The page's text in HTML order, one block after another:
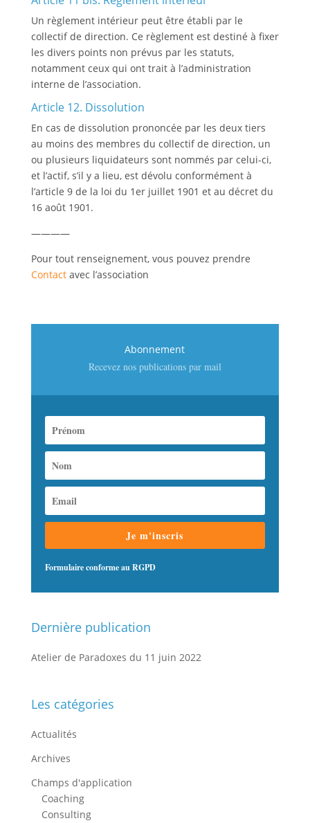
Un règlement intérieur peut être établi par le
collectif de direction. Ce règlement est destiné à fixer
les divers points non prévus par les statuts,
notamment ceux qui ont trait à l’administration
interne de l’association.
Article 12. Dissolution
En cas de dissolution prononcée par les deux tiers
au moins des membres du collectif de direction, un
ou plusieurs liquidateurs sont nommés par celui-ci,
et l’actif, s’il y a lieu, est dévolu conformément à
l’article 9 de la loi du 1er juillet 1901 et au décret du
16 août 1901.
————
Pour tout renseignement, vous pouvez prendre
Contactavec l’association
Abonnement
Recevez nos publications par mail
Je m'inscris
Formulaire conforme au RGPD
Dernière publication
Atelier de Paradoxes du 11 juin 2022
Les catégories
Actualités
Archives
Champs d'application
Coaching
Consulting